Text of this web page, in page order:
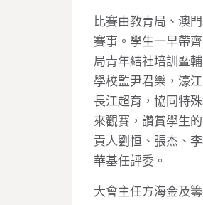
比賽由教青局、澳
賽事。學生一早帶
局青年結社培訓暨
學校監尹君樂，濠
長江超育，協同特
來觀賽，讚賞學生
責人劉恒、張杰、
華基任評委。
大會主任方海金及